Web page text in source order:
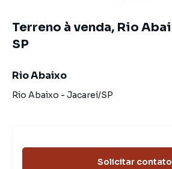
Terreno à venda, Rio
SP
Rio Abaixo
Rio Abaixo - Jacareí/SP
Solicitar contato